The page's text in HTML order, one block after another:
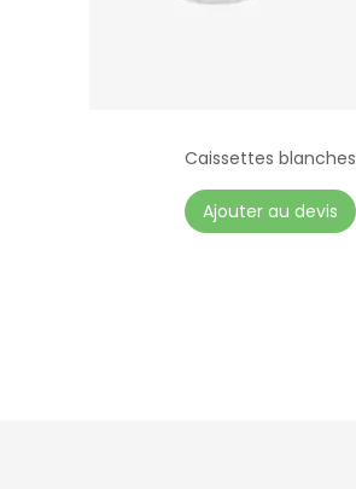
Caissettes blanches
Ajouter au devis